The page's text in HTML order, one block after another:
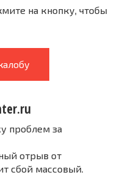
на кнопку, чтобы
проблем за
отрыв от
сбой массовый.